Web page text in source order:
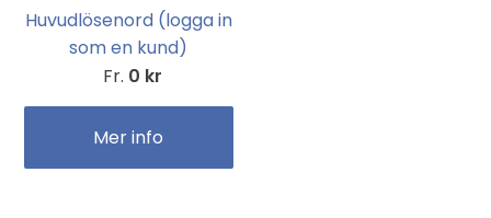
Huvudlösenord (logga in
som en kund)
Fr. 0 kr
Mer info